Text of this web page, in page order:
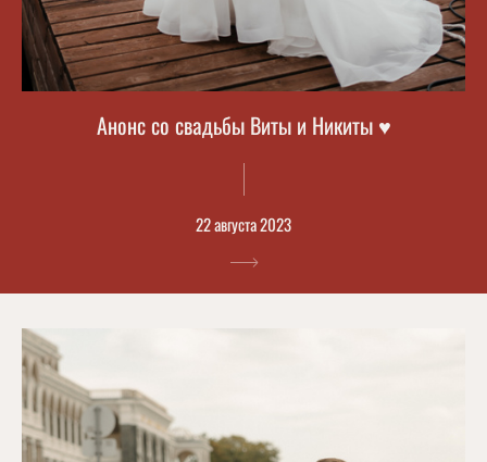
Анонс со свадьбы Виты и Никиты ♥
22 августа 2023